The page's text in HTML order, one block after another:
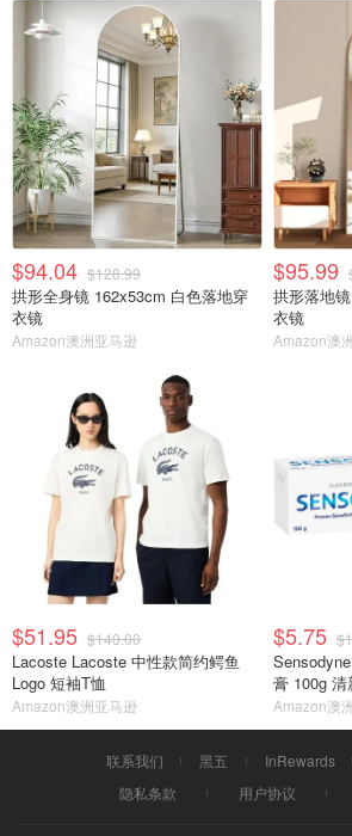
$94.04 $128.99
拱形全身镜 162x53cm 白色落地穿
衣镜
Amazon澳洲亚马逊
$95.99
拱形落地
衣镜
Amazon澳
$51.95 $140.00
Lacoste Lacoste 中性款简约鳄鱼
Logo 短袖T恤
Amazon澳洲亚马逊
$5.75
膏 100g 清
Amazon澳
联系我们 黑五 InRewards
隐私条款
用户协议